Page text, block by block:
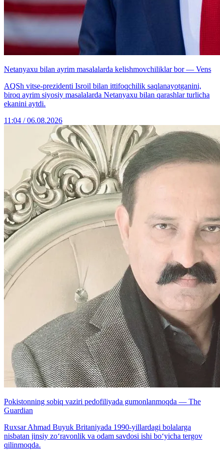
Netanyaxu bilan ayrim masalalarda kelishmovchiliklar bor — Vens
AQSh vitse-prezidenti Isroil bilan ittifoqchilik saqlanayotganini,
biroq ayrim siyosiy masalalarda Netanyaxu bilan qarashlar turlicha
ekanini aytdi.
11:04 / 06.08.2026
Pokistonning sobiq vaziri pedofiliyada gumonlanmoqda — The
Guardian
Ruxsar Ahmad Buyuk Britaniyada 1990-yillardagi bolalarga
nisbatan jinsiy zo‘ravonlik va odam savdosi ishi bo‘yicha tergov
qilinmoqda.